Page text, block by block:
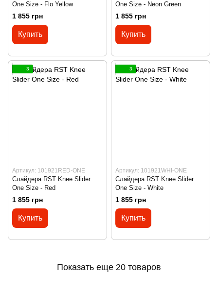
One Size - Flo Yellow
1 855 грн
Купить
One Size - Neon Green
1 855 грн
Купить
3
Артикул: 101921RED-ONE
Слайдера RST Knee Slider
One Size - Red
1 855 грн
Купить
3
Артикул: 101921WHI-ONE
Слайдера RST Knee Slider
One Size - White
1 855 грн
Купить
Показать еще 20 товаров